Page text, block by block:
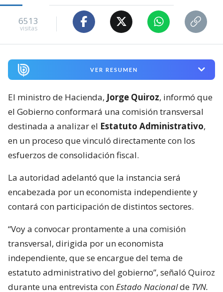
6513
visitas
VER RESUMEN
El ministro de Hacienda, Jorge Quiroz, informó que
el Gobierno conformará una comisión transversal
destinada a analizar el Estatuto Administrativo,
en un proceso que vinculó directamente con los
esfuerzos de consolidación fiscal.
La autoridad adelantó que la instancia será
encabezada por un economista independiente y
contará con participación de distintos sectores.
“Voy a convocar prontamente a una comisión
transversal, dirigida por un economista
independiente, que se encargue del tema de
estatuto administrativo del gobierno”, señaló Quiroz
durante una entrevista con Estado Nacionalde TVN.